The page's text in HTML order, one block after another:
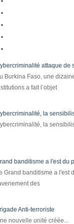
attaque de
Burkina Faso, une
a fait l’objet
la
la
banditisme a l'est du
Grand banditisme a l'est
des
Anti-terroriste
nouvelle unité créée...